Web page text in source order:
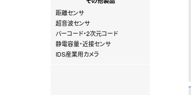
距離センサ
超音波センサ
バーコード・2次元コード
静電容量・近接センサ
IDS産業用カメラ